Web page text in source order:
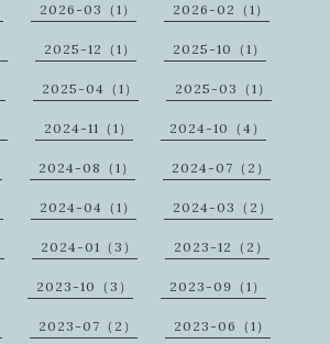
2026-03（1） 2026-02（1）
2025-12（1） 2025-10（1）
2025-04（1） 2025-03（1）
2024-11（1） 2024-10（4）
2024-08（1） 2024-07（2）
2024-04（1） 2024-03（2）
2024-01（3） 2023-12（2）
2023-10（3） 2023-09（1）
2023-07（2） 2023-06（1）